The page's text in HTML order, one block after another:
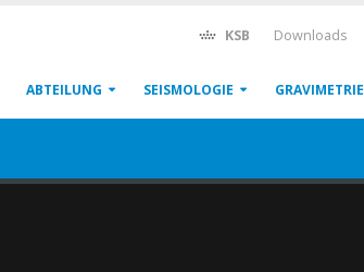
KSB Downloads
ABTEILUNG SEISMOLOGIE GRAVIMETRIE